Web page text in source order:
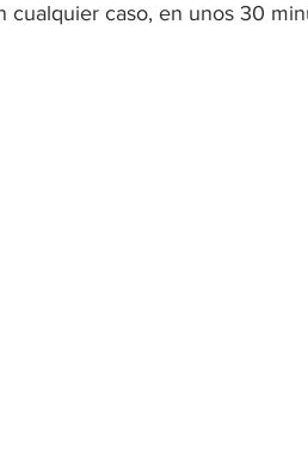
cualquier caso, en unos 30